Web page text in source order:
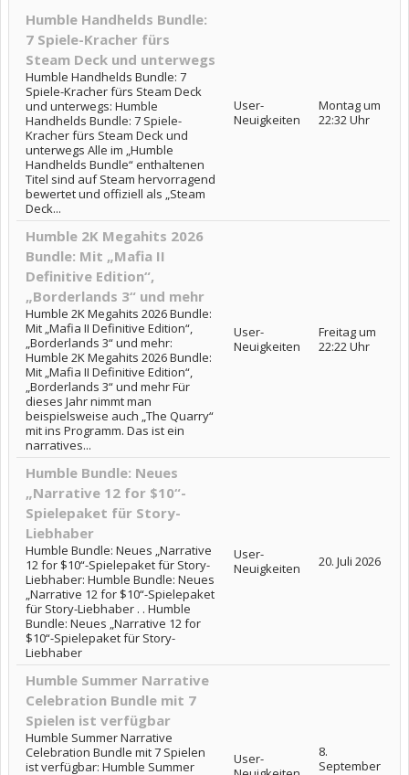
Humble Handhelds Bundle:
7 Spiele-Kracher fürs
Steam Deck und unterwegs
Humble Handhelds Bundle: 7
Spiele-Kracher fürs Steam Deck
und unterwegs: Humble
Handhelds Bundle: 7 Spiele-
Kracher fürs Steam Deck und
unterwegs Alle im „Humble
Handhelds Bundle“ enthaltenen
Titel sind auf Steam hervorragend
bewertet und offiziell als „Steam
Deck...
User-
Neuigkeiten
Montag um
22:32 Uhr
Humble 2K Megahits 2026
Bundle: Mit „Mafia II
Definitive Edition“,
„Borderlands 3“ und mehr
Humble 2K Megahits 2026 Bundle:
Mit „Mafia II Definitive Edition“,
„Borderlands 3“ und mehr:
Humble 2K Megahits 2026 Bundle:
Mit „Mafia II Definitive Edition“,
„Borderlands 3“ und mehr Für
dieses Jahr nimmt man
beispielsweise auch „The Quarry“
mit ins Programm. Das ist ein
narratives...
User-
Neuigkeiten
Freitag um
22:22 Uhr
Humble Bundle: Neues
„Narrative 12 for $10“-
Spielepaket für Story-
Liebhaber
Humble Bundle: Neues „Narrative
12 for $10“-Spielepaket für Story-
Liebhaber: Humble Bundle: Neues
„Narrative 12 for $10“-Spielepaket
für Story-Liebhaber . . Humble
Bundle: Neues „Narrative 12 for
$10“-Spielepaket für Story-
Liebhaber
User-
Neuigkeiten
20. Juli 2026
Humble Summer Narrative
Celebration Bundle mit 7
Spielen ist verfügbar
Humble Summer Narrative
Celebration Bundle mit 7 Spielen
ist verfügbar: Humble Summer
User-
8.
September